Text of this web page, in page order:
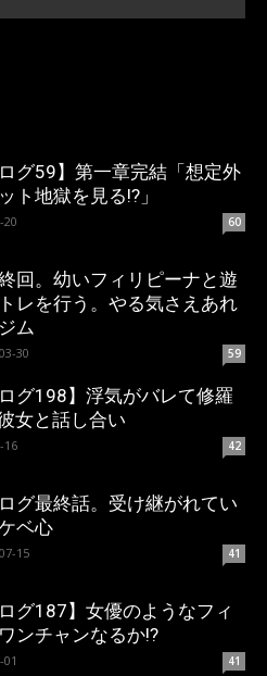
ログ59】第一章完結「想定外
ト地獄を見る!?」
20 60
回。幼いフィリピーナと遊
レを行う。やる気さえあれ
ム
30 59
ログ198】浮気がバレて修羅
女と話し合い
16 42
グ最終話。受け継がれてい
ベ心
15 41
グ187】女優のようなフィ
ンチャンなるか!?
41